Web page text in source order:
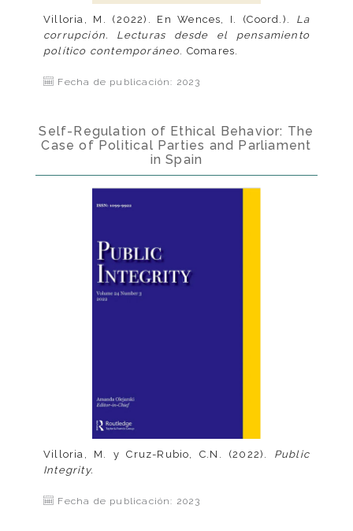
Villoria, M. (2022). En Wences, I. (Coord.). La
corrupción. Lecturas desde el pensamiento
político contemporáneo . Comares.
Fecha de publicación: 2023
Self-Regulation of Ethical Behavior: The
Case of Political Parties and Parliament
in Spain
Villoria, M. y Cruz-Rubio, C.N. (2022). Public
Integrity.
Fecha de publicación: 2023